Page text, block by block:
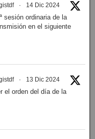
· 14 Dic 2024
sesión ordinaria de la
en el siguiente
· 13 Dic 2024
el orden del día de la